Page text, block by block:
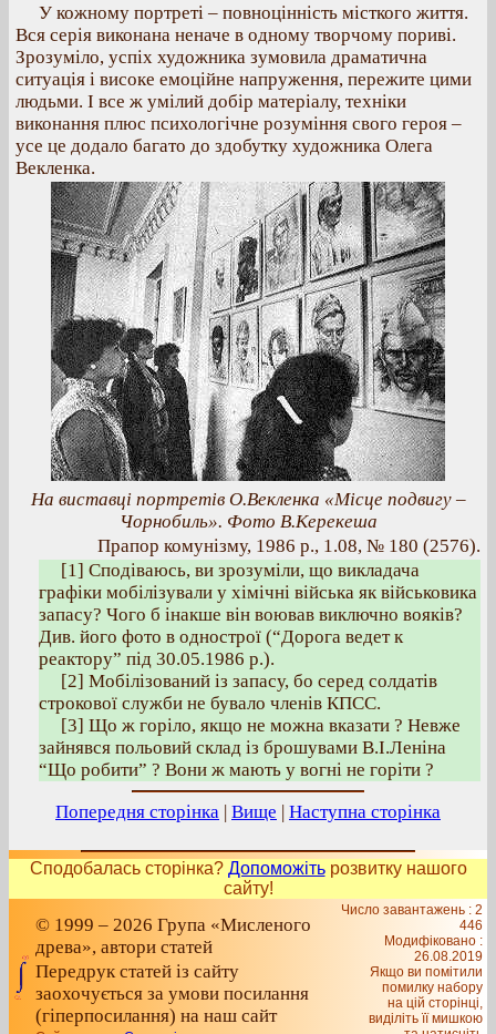
У кожному портреті – повноцінність місткого життя.
Вся серія виконана неначе в одному творчому пориві.
Зрозуміло, успіх художника зумовила драматична
ситуація і високе емоційне напруження, пережите цими
людьми. І все ж умілий добір матеріалу, техніки
виконання плюс психологічне розуміння свого героя –
усе це додало багато до здобутку художника Олега
Векленка.
На виставці портретів О.Векленка «Місце подвигу –
Чорнобиль». Фото В.Керекеша
Прапор комунізму, 1986 р., 1.08, № 180 (2576).
[1] Сподіваюсь, ви зрозуміли, що викладача
графіки мобілізували у хімічні війська як військовика
запасу? Чого б інакше він воював виключно вояків?
Див. його фото в однострої (“Дорога ведет к
реактору” під 30.05.1986 р.).
[2] Мобілізований із запасу, бо серед солдатів
строкової служби не бувало членів КПСС.
[3] Що ж горіло, якщо не можна вказати ? Невже
зайнявся польовий склад із брошувами В.І.Леніна
“Що робити” ? Вони ж мають у вогні не горіти ?
Попередня сторінка | Вище | Наступна сторінка
Сподобалась сторінка? Допоможітьрозвитку нашого
сайту!
© 1999 – 2026 Група «Мисленого
древа», автори статей
Передрук статей із сайту
заохочується за умови посилання
(гіперпосилання) на наш сайт
Число завантажень : 2
446
Модифіковано :
26.08.2019
Якщо ви помітили
помилку набору
на цiй сторiнцi,
видiлiть її мишкою